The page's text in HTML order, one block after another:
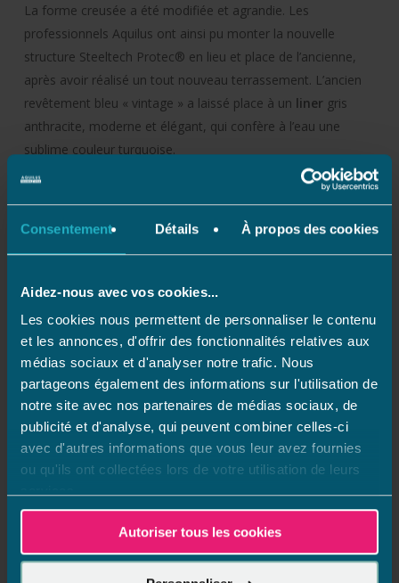
Consentement Détails À propos des cookies
Aidez-nous avec vos cookies...
Les cookies nous permettent de personnaliser le contenu
et les annonces, d'offrir des fonctionnalités relatives aux
médias sociaux et d'analyser notre trafic. Nous
partageons également des informations sur l'utilisation de
notre site avec nos partenaires de médias sociaux, de
publicité et d'analyse, qui peuvent combiner celles-ci
avec d'autres informations que vous leur avez fournies
ou qu'ils ont collectées lors de votre utilisation de leurs
Autoriser tous les cookies
La forme creusée a été modifiée et agrandie. Les
professionnels Aquilus ont ainsi pu monter la nouvelle
structure Steeltech Protec® en lieu et place de l’ancienne,
après avoir réalisé un tout nouveau terrassement. L’ancien
revêtement bleu « vintage » a laissé place à un liner gris
anthracite, moderne et élégant, qui confère à l’eau une
sublime couleur turquoise.
une partie « détente » avec un fond plat et une entrée dans
l’eau qui s’effectue par l’escalier toute largeur Largeo, où
tous les membres de la famille ont « pied » lorsqu’ils sont
immergés. Et une partie « baignade », où pourront se
réaliser toutes les envies de nages et autres plongeons dans
la longueur. Les propriétaires découvrent ainsi, uneautre
manière de jouir et de profiter de leur bassin.